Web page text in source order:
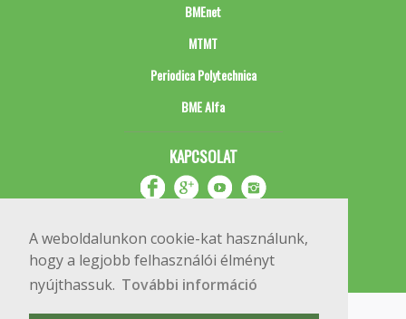
A weboldalunkon cookie-kat használunk,
hogy a legjobb felhasználói élményt
nyújthassuk. További információ
BMEnet
MTMT
Periodica Polytechnica
BME Alfa
KAPCSOLAT